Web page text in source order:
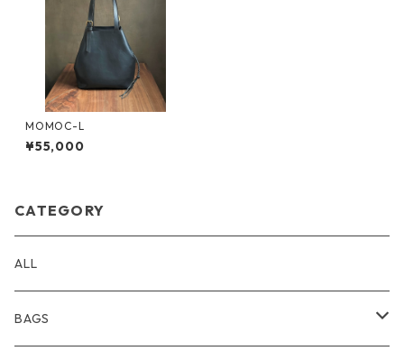
MOMOC-L
¥55,000
CATEGORY
ALL
BAGS